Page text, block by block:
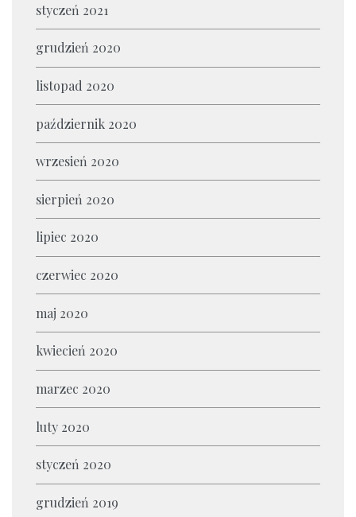
styczeń 2021
grudzień 2020
listopad 2020
październik 2020
wrzesień 2020
sierpień 2020
lipiec 2020
czerwiec 2020
maj 2020
kwiecień 2020
marzec 2020
luty 2020
styczeń 2020
grudzień 2019